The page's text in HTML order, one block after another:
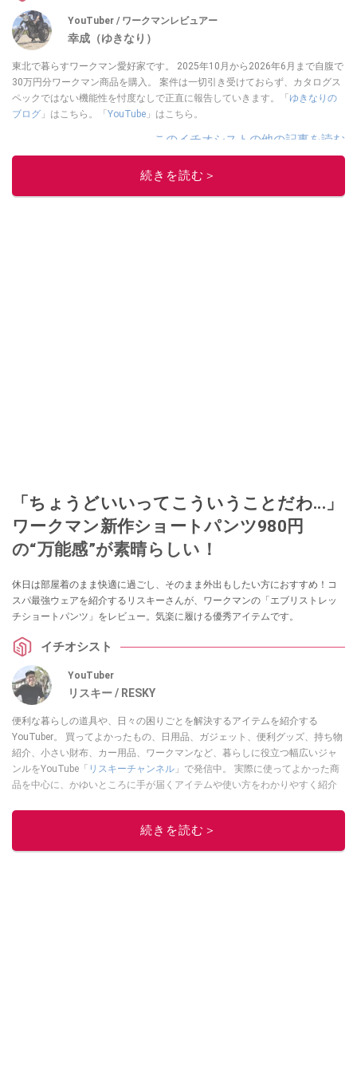
YouTuber / ワークマンレビュアー
幸成（ゆきなり）
東北で暮らすワークマン愛好家です。 2025年10月から2026年6月まで自腹で
30万円分ワークマン商品を購入。 案件は一切引き受けておらず、カタログス
ペックではない機能性を忖度なしで正直に報告していきます。「 ゆきなりの
ブログ 」はこちら。「 YouTube 」はこちら。
このイチオシストの他の記事を読む
続きを読む＞
「ちょうどいいってこういうことだわ...」
ワークマン新作ショートパンツ980円
の“万能感”が素晴らしい！
休日は部屋着のまま快適に過ごし、そのまま外出もしたい方におすすめ！コ
スパ最強ウェアを紹介するリスキーさんが、ワークマンの「エブリストレッ
チショートパンツ」をレビュー。気楽に履ける優秀アイテムです。
イチオシスト
YouTuber
リスキー / RESKY
便利な暮らしの道具や、日々の困りごとを解決するアイテムを紹介する
YouTuber。 買ってよかったもの、日用品、ガジェット、便利グッズ、持ち物
紹介、小さい財布、カー用品、ワークマンなど、暮らしに役立つ幅広いジャ
ンルをYouTube「 リスキーチャンネル 」で発信中。 実際に使ってよかった商
品を中心に、かゆいところに手が届くアイテムや使い方をわかりやすく紹介
このイチオシストの他の記事を読む
続きを読む＞